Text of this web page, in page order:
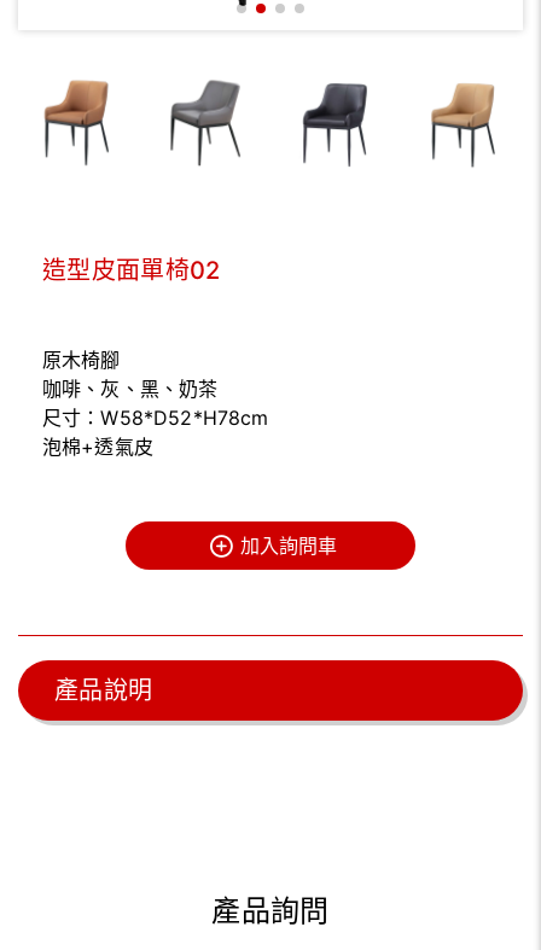
造型皮面單椅02
原木椅腳
咖啡、灰、黑、奶茶
尺寸：W58*D52*H78cm
泡棉+透氣皮
加入詢問車
產品說明
產品詢問